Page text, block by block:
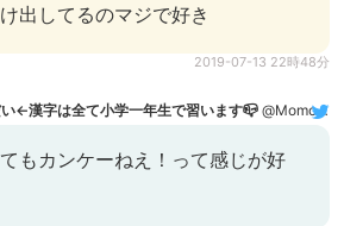
出してるのマジで好き
2019-07-13 22時48分
←漢字は全て小学一年生で習います📪 @Momotonashizuki
もカンケーねえ！って感じが好